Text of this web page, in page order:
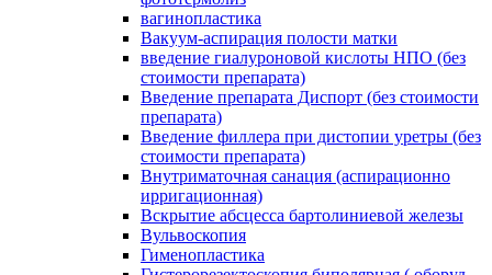
вагинопластика
Вакуум-аспирация полости матки
введение гиалуроновой кислоты НПО (без
стоимости препарата)
Введение препарата Диспорт (без стоимости
препарата)
Введение филлера при дистопии уретры (без
стоимости препарата)
Внутриматочная санация (аспирационно
ирригационная)
Вскрытие абсцесса бартолиниевой железы
Вульвоскопия
Гименопластика